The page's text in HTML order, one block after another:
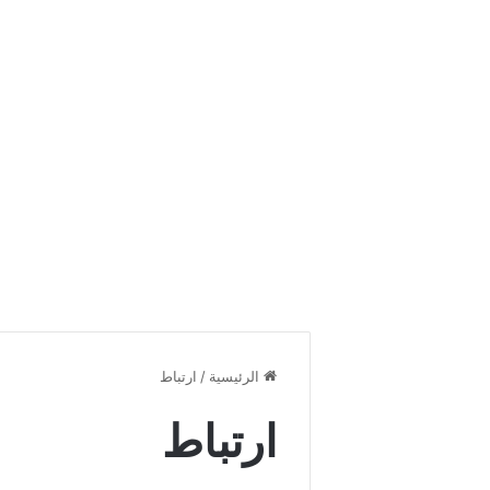
الرئيسية / ارتباط
ارتباط